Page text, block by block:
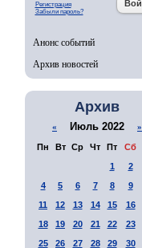
Регистрация
Забыли пароль?
Анонс событий
Архив новостей
Архив
« Июль 2022 »
Пн Вт Ср Чт Пт Сб
1
2
4
5 6 7 8 9
11
12 13 14 15 16
18
19 20 21 22 23
25
26 27 28 29 30